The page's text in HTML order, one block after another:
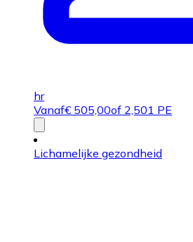
hr
Vanaf€ 505,00of 2,501 PE
Lichamelijke gezondheid